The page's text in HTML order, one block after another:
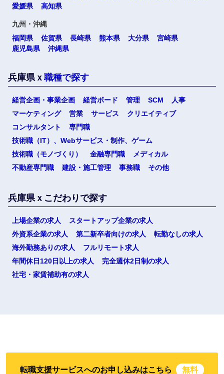
愛媛県
高知県
九州・沖縄
福岡県
佐賀県 長崎県 熊本県 大分県
宮崎県
鹿児島県
沖縄県
兵庫県ｘ 職種で探す
経営企画・事業企画 経営ボード 管理 SCM
人事
マーケティング
営業 サービス
クリエイティブ
コンサルタント
専門職
技術職（IT）、Webサービス・制作、ゲーム
技術職（モノづくり）
金融専門職
メディカル
不動産専門職
建設・施工管理 事務職 その他
兵庫県ｘこだわりで探す
上場企業の求人
スタートアップ企業の求人
外資系企業の求人
第二新卒者向けの求人
転勤なしの求人
海外勤務ありの求人
フルリモート求人
年間休日120日以上の求人
完全週休2日制の求人
社宅・家賃補助有の求人
転職支援サービスへのお申し込みはこちら 無料